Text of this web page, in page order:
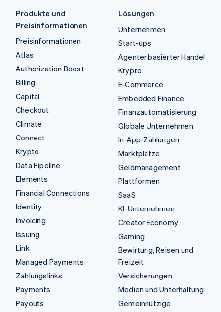
Produkte und
Preisinformationen
Preisinformationen
Atlas
Authorization Boost
Billing
Capital
Checkout
Climate
Connect
Krypto
Data Pipeline
Elements
Financial Connections
Identity
Invoicing
Issuing
Link
Managed Payments
Zahlungslinks
Payments
Payouts
Lösungen
Unternehmen
Start-ups
Agentenbasierter Handel
Krypto
E-Commerce
Embedded Finance
Finanzautomatisierung
Globale Unternehmen
In-App-Zahlungen
Marktplätze
Geldmanagement
Plattformen
SaaS
KI-Unternehmen
Creator Economy
Gaming
Bewirtung, Reisen und
Freizeit
Versicherungen
Medien und Unterhaltung
Gemeinnützige